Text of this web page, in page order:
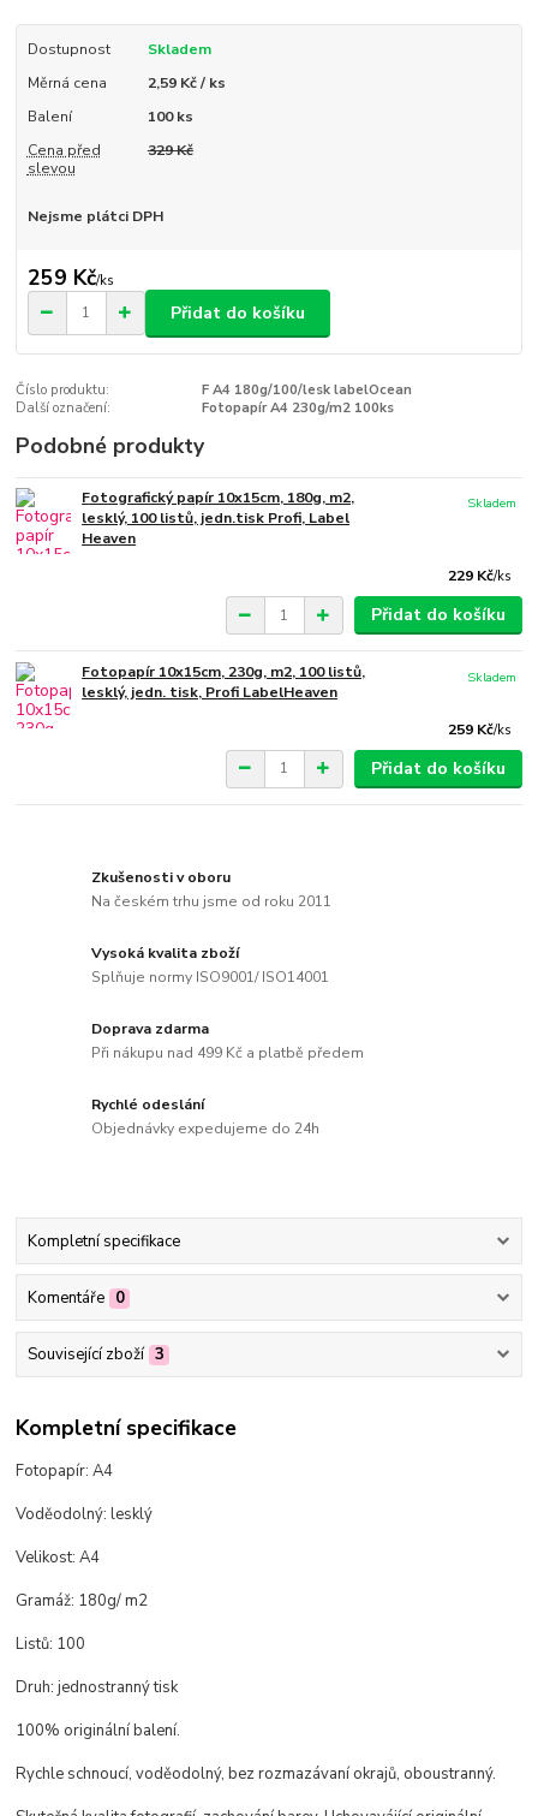
Dostupnost
Skladem
Měrná cena
2,59 Kč / ks
Balení
100 ks
Cena před
slevou
329 Kč
Nejsme plátci DPH
259 Kč/ks
Přidat do košíku
Číslo produktu:
F A4 180g/100/lesk labelOcean
Další označení:
Fotopapír A4 230g/m2 100ks
Podobné produkty
Fotografický papír 10x15cm, 180g, m2,
lesklý, 100 listů, jedn.tisk Profi, Label
Heaven
229 Kč/ks
Skladem
Přidat do košíku
Fotopapír 10x15cm, 230g, m2, 100 listů,
lesklý, jedn. tisk, Profi LabelHeaven
259 Kč/ks
Skladem
Přidat do košíku
Zkušenosti v oboru
Na českém trhu jsme od roku 2011
Vysoká kvalita zboží
Splňuje normy ISO9001/ ISO14001
Doprava zdarma
Při nákupu nad 499 Kč a platbě předem
Rychlé odeslání
Objednávky expedujeme do 24h
Kompletní specifikace
Komentáře 0
Související zboží 3
Kompletní specifikace
Fotopapír: A4
Voděodolný: lesklý
Velikost: A4
Gramáž: 180g/ m2
Listů: 100
Druh: jednostranný tisk
100% originální balení.
Rychle schnoucí, voděodolný, bez rozmazávaní okrajů, oboustranný.